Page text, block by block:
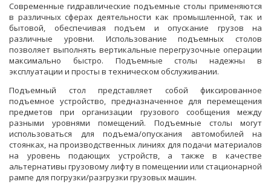
Современные гидравлические подъемные столы применяются
в различных сферах деятельности как промышленной, так и
бытовой, обеспечивая подъем и опускание грузов на
различные уровни. Использование подъемных столов
позволяет выполнять вертикальные перегрузочные операции
максимально быстро. Подъемные столы надежны в
эксплуатации и просты в техническом обслуживании.
Подъемный стол представляет собой фиксированное
подъемное устройство, предназначенное для перемещения
предметов при организации грузового сообщения между
разными уровнями помещений. Подъемные столы могут
использоваться для подъема/опускания автомобилей на
стоянках, на производственных линиях для подачи материалов
на уровень подающих устройств, а также в качестве
альтернативы грузовому лифту в помещении или стационарной
рампе для погрузки/разгрузки грузовых машин.